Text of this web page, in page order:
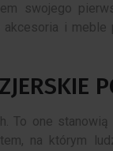
swojego
akcesoria i
To one
na którym